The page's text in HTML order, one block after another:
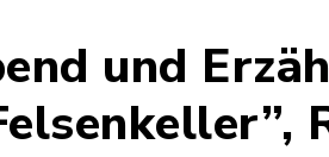
und